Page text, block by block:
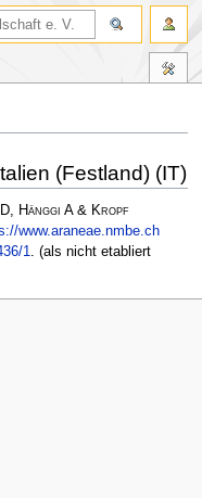
(Festland) (IT)
Hänggi A & Kropf
www.araneae.nmbe.ch
1. (als nicht etabliert